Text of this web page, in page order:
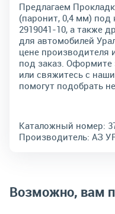
Предлагаем
(паронит, 0,4 мм)
2919041-10, а также
для автомобилей
цене производителя
под заказ. Оформите
или свяжитесь с
помогут подобрать
Каталожный номер:
Производитель: АЗ
Возможно, вам